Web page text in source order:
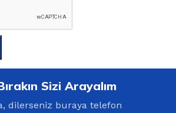
Sizi Arayalım
dilerseniz buraya telefon